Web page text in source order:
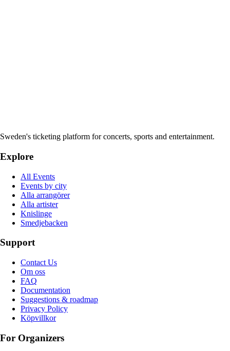
Sweden's ticketing platform for concerts, sports and entertainment.
Explore
All Events
Events by city
Alla arrangörer
Alla artister
Knislinge
Smedjebacken
Support
Contact Us
Om oss
FAQ
Documentation
Suggestions & roadmap
Privacy Policy
Köpvillkor
For Organizers